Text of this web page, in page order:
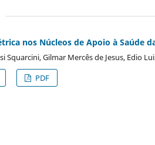
nos Núcleos de Apoio à Saúde
Squarcini, Gilmar Mercês de Jesus, Edio
PDF